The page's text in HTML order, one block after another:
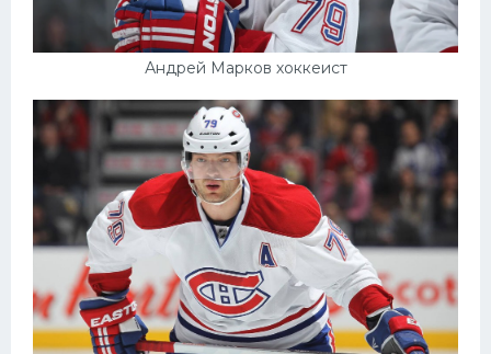
Андрей Марков хоккеист
Баскетбол
Велогонки
Конькобежный спорт
Тренажеры
Интерьер квартиры